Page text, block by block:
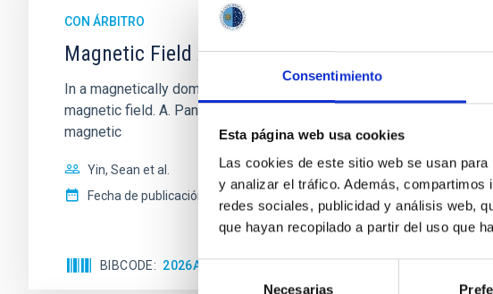
Consentimiento
Esta página web usa cookies
Las cookies de este sitio web se usan
y analizar el tráfico. Además,
redes sociales, publicidad y análisis web,
que hayan recopilado a partir del uso que
Selección
Necesarias
CON ÁRBITRO
Magnetic Field Alignment with Dense Cores in
In a magnetically dominated model of star formation, we expect to
magnetic field. A. Pandhi et al. showed instead, however, that the
magnetic
Yin, Sean et al.
Fecha de publicación:
5
BIBCODE 2026APJ..1003...83Y